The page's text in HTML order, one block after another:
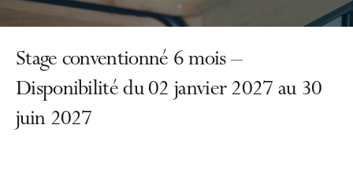
Stage conventionné 6 mois –
Disponibilité du 02 janvier 2027 au 30
juin 2027